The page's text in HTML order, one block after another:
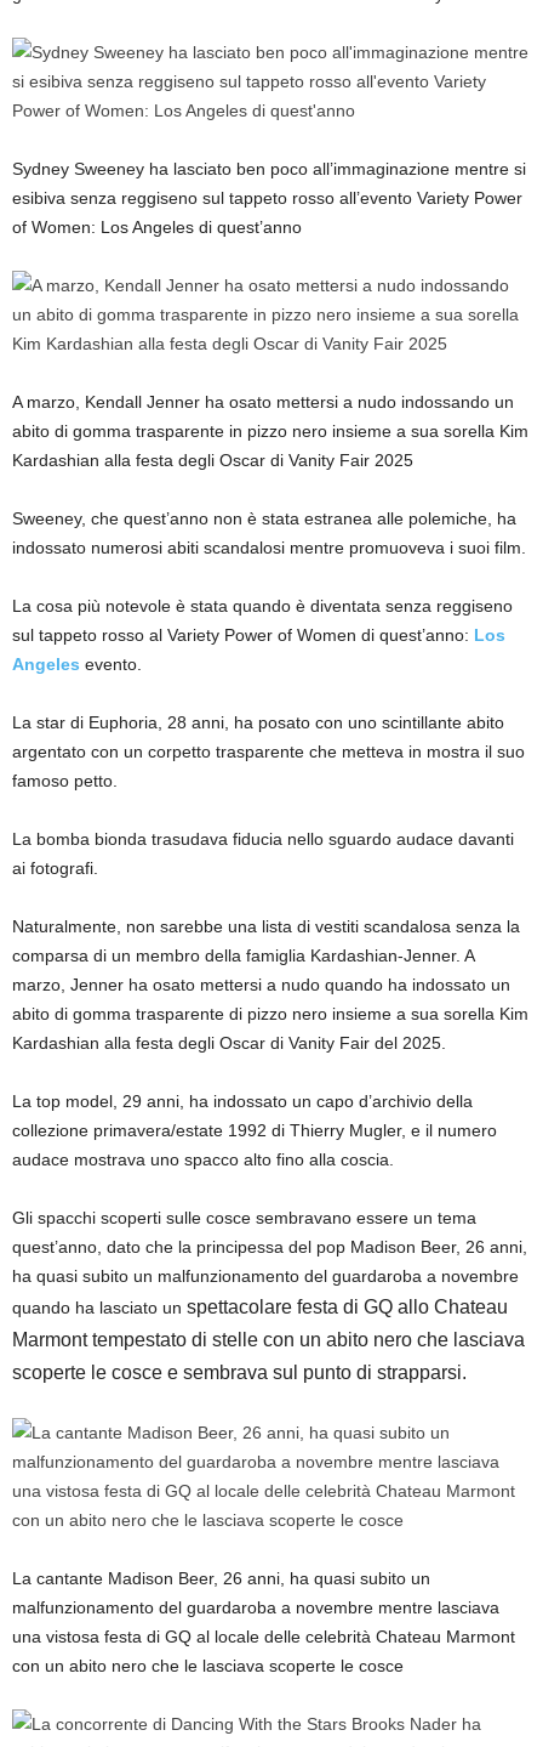
Sydney Sweeney ha lasciato ben poco all’immaginazione mentre si
esibiva senza reggiseno sul tappeto rosso all’evento Variety Power
of Women: Los Angeles di quest’anno
A marzo, Kendall Jenner ha osato mettersi a nudo indossando un
abito di gomma trasparente in pizzo nero insieme a sua sorella Kim
Kardashian alla festa degli Oscar di Vanity Fair 2025
Sweeney, che quest’anno non è stata estranea alle polemiche, ha
indossato numerosi abiti scandalosi mentre promuoveva i suoi film.
La cosa più notevole è stata quando è diventata senza reggiseno
sul tappeto rosso al Variety Power of Women di quest’anno: Los
Angeles evento.
La star di Euphoria, 28 anni, ha posato con uno scintillante abito
argentato con un corpetto trasparente che metteva in mostra il suo
famoso petto.
La bomba bionda trasudava fiducia nello sguardo audace davanti
ai fotografi.
Naturalmente, non sarebbe una lista di vestiti scandalosa senza la
comparsa di un membro della famiglia Kardashian-Jenner. A
marzo, Jenner ha osato mettersi a nudo quando ha indossato un
abito di gomma trasparente di pizzo nero insieme a sua sorella Kim
Kardashian alla festa degli Oscar di Vanity Fair del 2025.
La top model, 29 anni, ha indossato un capo d’archivio della
collezione primavera/estate 1992 di Thierry Mugler, e il numero
audace mostrava uno spacco alto fino alla coscia.
Gli spacchi scoperti sulle cosce sembravano essere un tema
quest’anno, dato che la principessa del pop Madison Beer, 26 anni,
ha quasi subito un malfunzionamento del guardaroba a novembre
quando ha lasciato un spettacolare festa di GQ allo Chateau
Marmont tempestato di stelle con un abito nero che lasciava
scoperte le cosce e sembrava sul punto di strapparsi.
La cantante Madison Beer, 26 anni, ha quasi subito un
malfunzionamento del guardaroba a novembre mentre lasciava
una vistosa festa di GQ al locale delle celebrità Chateau Marmont
con un abito nero che le lasciava scoperte le cosce